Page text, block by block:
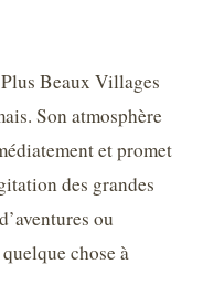
Beaux Villages
Son atmosphère
et promet
des grandes
ou
chose à